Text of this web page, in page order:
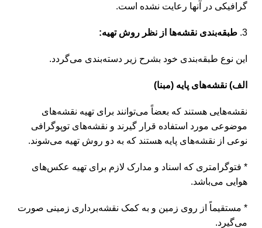
گرافیکی در آنها رعایت نشده است.
طبقه‌بندی نقشه‌ها از نظر روش تهیه:
این نوع طبقه‌بندی خود بشرح زیر دسته‌بندی می‌گردد.
الف) نقشه‌های پایه (مبنا)
نقشه‌هایی هستند که بعضاً می‌توانند برای تهیه نقشه‌های
موضوعی مورد استفاده قرار گیرند و نقشه‌های توپوگرافی
نوعی از نقشه‌های پایه هستند که به دو روش تهیه می‌شوند.
* فتوگرامتری که اسناد و مدارک لازم برای تهیه عکس‌های
هوایی می‌باشد.
* مستقیماً از روی زمین و به کمک نقشه‌برداری زمینی صورت
می‌گیرد.